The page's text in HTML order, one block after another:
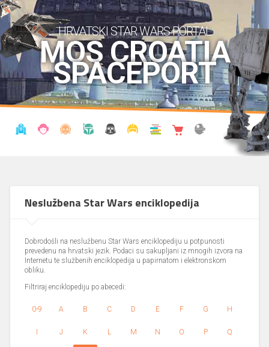
HRVATSKI STAR WARS PORTAL
MOS CROATIA
SPACEPORT
Neslužbena Star Wars enciklopedija
Dobrodošli na neslužbenu Star Wars enciklopediju u potpunosti
prevedenu na hrvatski jezik. Podaci su sakupljani iz mnogih izvora na
Internetu te službenih enciklopedija u papirnatom i elektronskom
obliku.
Filtriraj enciklopediju po abecedi:
0-9 A B C D E F G H
I J K L M N O P Q